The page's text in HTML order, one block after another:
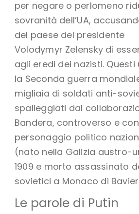
per negare o perlomeno
sovranità dell’UA,
del paese del presidente
Volodymyr Zelensky di
agli eredi dei nazisti.
la Seconda guerra
migliaia di soldati anti-
spalleggiati dal
Bandera, controverso e
personaggio politico
(nato nella Galizia austro-
1909 e morto assassinato
sovietici a Monaco di
Le parole di Putin